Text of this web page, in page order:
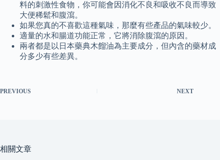
料的刺激性食物，你可能會因消化不良和吸收不良而導致
大便稀鬆和腹瀉。
如果您真的不喜歡這種氣味，那麼有些產品的氣味較少。
適量的水和腸道功能正常，它將消除腹瀉的原因。
兩者都是以日本藥典木餾油為主要成分，但內含的藥材成
分多少有些差異。
PREVIOUS NEXT
相關文章